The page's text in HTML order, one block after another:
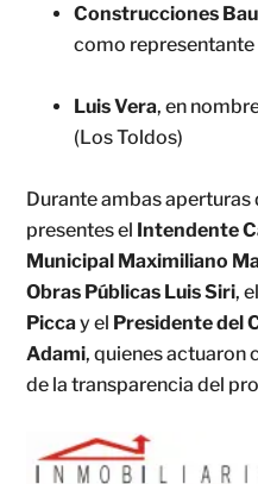
Construcciones
como representante
Luis Vera, en
(Los Toldos)
Durante ambas
presentes el Intendente
Municipal Maximiliano
Obras Públicas Luis Siri,
Piccay el Presidente del
Adami, quienes actuaron
de la transparencia del